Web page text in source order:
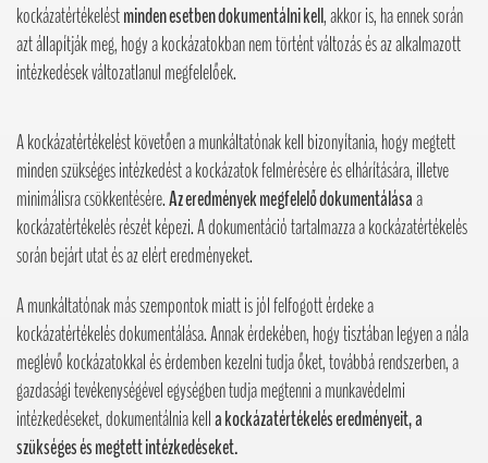
kockázatértékeléstminden esetben dokumentálni kell, akkor is, ha ennek során
azt állapítják meg, hogy a kockázatokban nem történt változás és az alkalmazott
intézkedések változatlanul megfelelőek.
A kockázatértékelést követően a munkáltatónak kell bizonyítania, hogy megtett
minden szükséges intézkedést a kockázatok felmérésére és elhárítására, illetve
minimálisra csökkentésére.Az eredmények megfelelő dokumentálásaa
kockázatértékelés részét képezi. A dokumentáció tartalmazza a kockázatértékelés
során bejárt utat és az elért eredményeket.
A munkáltatónak más szempontok miatt is jól felfogott érdeke a
kockázatértékelés dokumentálása. Annak érdekében, hogy tisztában legyen a nála
meglévő kockázatokkal és érdemben kezelni tudja őket, továbbá rendszerben, a
gazdasági tevékenységével egységben tudja megtenni a munkavédelmi
intézkedéseket, dokumentálnia kella kockázatértékelés eredményeit, a
szükséges és megtett intézkedéseket.